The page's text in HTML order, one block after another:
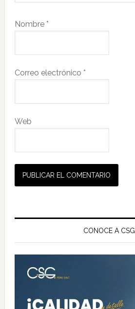
Nombre *
Correo electrónico *
Web
Barra
principal
CONOCE A CSG